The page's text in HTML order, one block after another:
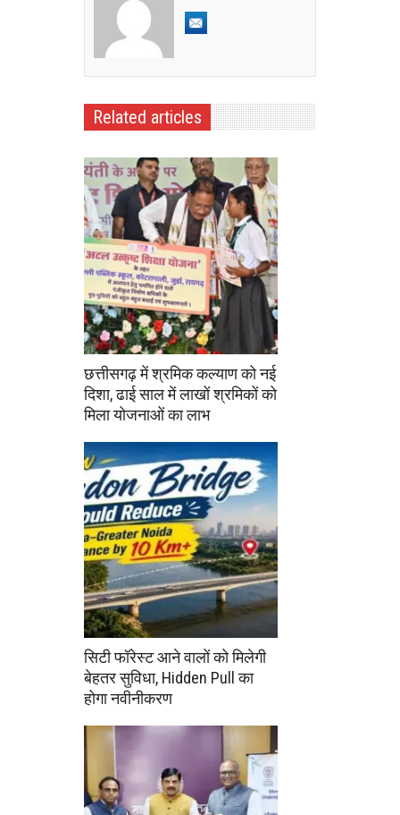
Related articles
छत्तीसगढ़ में श्रमिक कल्याण को नई
दिशा, ढाई साल में लाखों श्रमिकों को
मिला योजनाओं का लाभ
सिटी फॉरेस्ट आने वालों को मिलेगी
बेहतर सुविधा, Hidden Pull का
होगा नवीनीकरण